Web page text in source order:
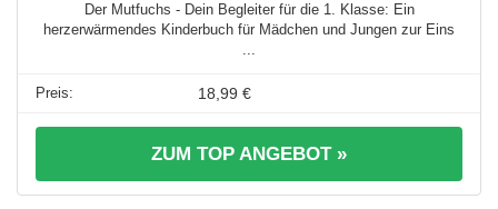
Der Mutfuchs - Dein Begleiter für die 1. Klasse: Ein
herzerwärmendes Kinderbuch für Mädchen und Jungen zur Eins
...
18,99 €
ZUM TOP ANGEBOT »